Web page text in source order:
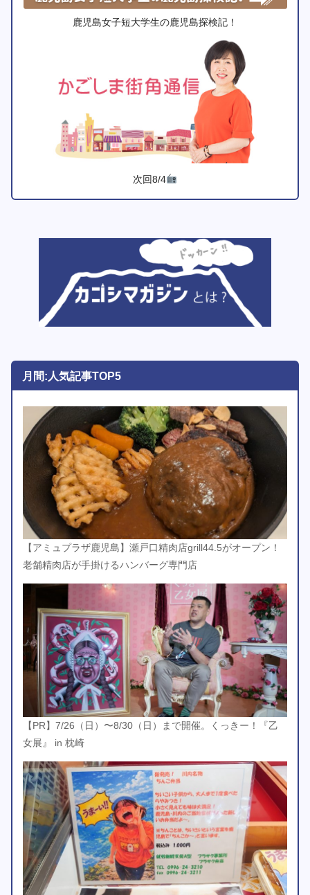
鹿児島女子短大学生の鹿児島探検記！
次回8/4
月間:人気記事TOP5
【アミュプラザ鹿児島】瀬戸口精肉店grill44.5がオープン！
老舗精肉店が手掛けるハンバーグ専門店
【PR】7/26（日）〜8/30（日）まで開催。くっきー！『乙
女展』 in 枕崎